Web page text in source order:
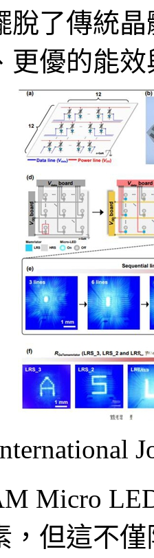
脫了傳統
更優的能
Micro
，但這不